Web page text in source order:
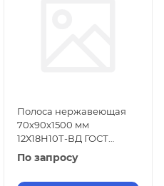
Полоса нержавеющая
70х90х1500 мм
12Х18Н10Т-ВД ГОСТ
18968-73
По запросу